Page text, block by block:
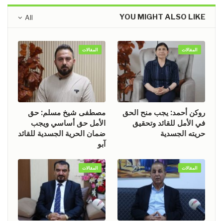
All YOU MIGHT ALSO LIKE
المقالات
روكن أحمد: يجب منح الحق
في الأمل للقائد وتحقيق
حريته الجسدية
المقالات
مصطفى شيخ مسلم: حق
الأمل حق أساسي ويجب
ضمان الحرية الجسدية للقائد
آبو
المقالات المقالات